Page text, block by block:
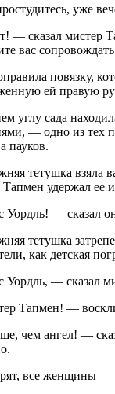
уже
— сказал мистер
вас
повязку,
ей правую
углу сада
— одно из тех
пауков.
тетушка взяла
удержал ее
— сказал
тетушка
как детская
— сказал
Тапмен! —
чем ангел! —
все женщины —